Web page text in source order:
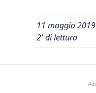
11 maggio 2019
2' di lettura